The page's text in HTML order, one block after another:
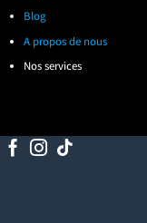
Blog
A propos de nous
Nos services